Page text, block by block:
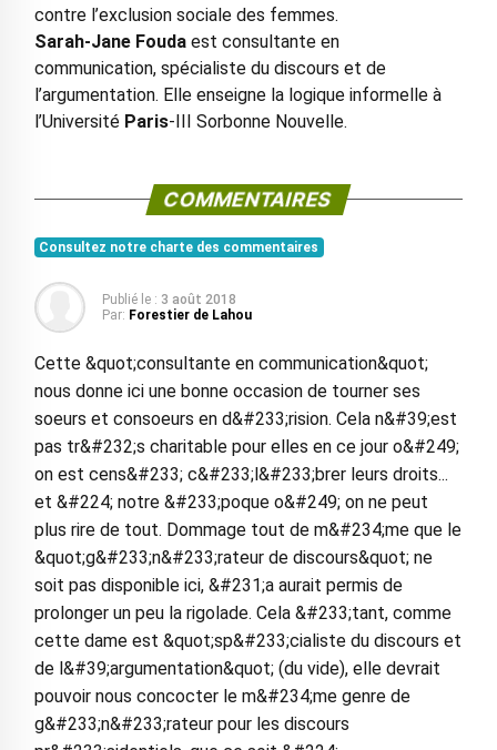
contre l’exclusion sociale des femmes.
Sarah-Jane Foudaest consultante en
communication, spécialiste du discours et de
l’argumentation. Elle enseigne la logique informelle à
l’Université Paris-III Sorbonne Nouvelle.
COMMENTAIRES
Consultez notre charte des commentaires
Publié le : 3 août 2018
Par: Forestier de Lahou
Cette &quot;consultante en communication&quot;
nous donne ici une bonne occasion de tourner ses
soeurs et consoeurs en d&#233;rision. Cela n&#39;est
pas tr&#232;s charitable pour elles en ce jour o&#249;
on est cens&#233; c&#233;l&#233;brer leurs droits...
et &#224; notre &#233;poque o&#249; on ne peut
plus rire de tout. Dommage tout de m&#234;me que le
&quot;g&#233;n&#233;rateur de discours&quot; ne
soit pas disponible ici, &#231;a aurait permis de
prolonger un peu la rigolade. Cela &#233;tant, comme
cette dame est &quot;sp&#233;cialiste du discours et
de l&#39;argumentation&quot; (du vide), elle devrait
pouvoir nous concocter le m&#234;me genre de
g&#233;n&#233;rateur pour les discours